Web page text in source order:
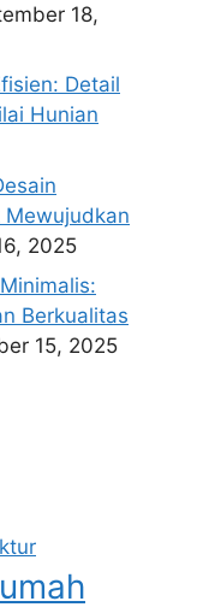
18,
Detail
Hunian
Mewujudkan
2025
Berkualitas
15, 2025